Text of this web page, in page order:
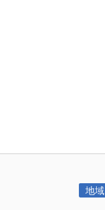
地域